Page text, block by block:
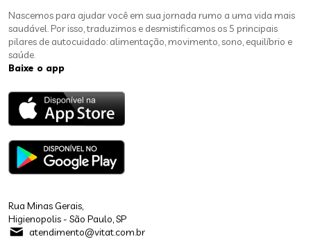
Nascemos para ajudar você em sua jornada rumo a uma vida mais
saudável. Por isso, traduzimos e desmistificamos os 5 principais
pilares de autocuidado: alimentação, movimento, sono, equilíbrio e
saúde.
Baixe o app
Rua Minas Gerais,
Higienopolis - São Paulo, SP
atendimento@vitat.com.br